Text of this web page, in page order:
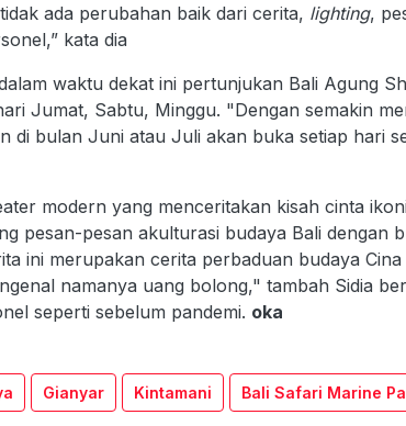
ada perubahan baik dari cerita, lighting,
kata dia
waktu dekat ini pertunjukan Bali Agung
Jumat, Sabtu, Minggu. "Dengan semakin
di bulan Juni atau Juli akan buka setiap hari
modern yang menceritakan kisah cinta
pesan-pesan akulturasi budaya Bali dengan
ini merupakan cerita perbaduan budaya
namanya uang bolong," tambah Sidia
seperti sebelum pandemi. oka
Gianyar Kintamani Bali Safari Marine